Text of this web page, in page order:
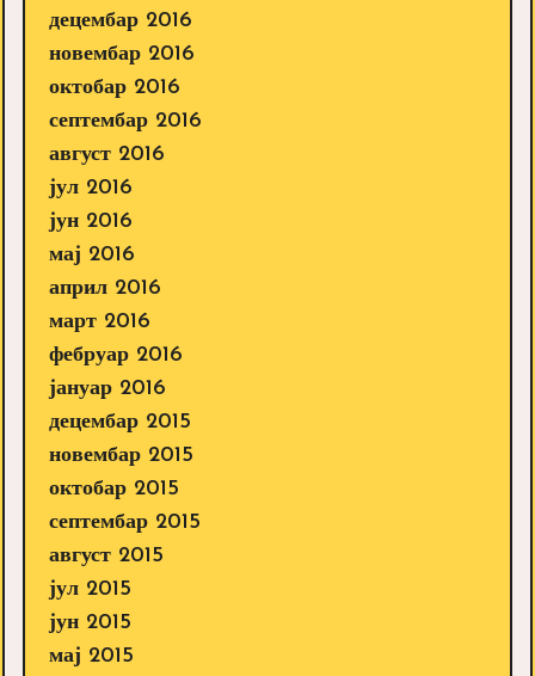
децембар 2016
новембар 2016
октобар 2016
септембар 2016
август 2016
јул 2016
јун 2016
мај 2016
април 2016
март 2016
фебруар 2016
јануар 2016
децембар 2015
новембар 2015
октобар 2015
септембар 2015
август 2015
јул 2015
јун 2015
мај 2015